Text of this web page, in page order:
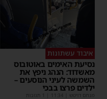
איבוד עשתונות
נסיעת האימים באוטובוס
מאשדוד: הנהג ניפץ את
השמשה לעיני הנוסעים –
ילדים פרצו בבכי
מנחם דויטש 11:34